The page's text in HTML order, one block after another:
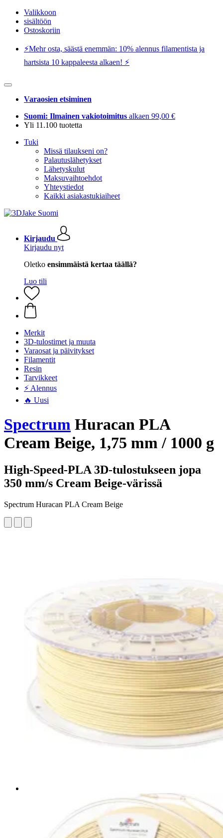
Valikkoon
sisältöön
Ostoskoriin
⚡️Mehr osta, säästä enemmän: 10% alennus filamentista ja
hartsista 10 kappaleesta alkaen! ⚡️
Varaosien etsiminen
Suomi: Ilmainen vakiotoimitus alkaen 99,00 €
Yli 11.100 tuotetta
Tuki
Missä tilaukseni on?
Palautuslähetykset
Lähetyskulut
Maksuvaihtoehdot
Yhteystiedot
Kaikki asiakastukiaiheet
Kirjaudu
Kirjaudu nyt
Oletko ensimmäistä kertaa täällä?
Luo tili
Merkit
3D-tulostimet ja muuta
Varaosat ja päivitykset
Filamentit
Resin
Tarvikkeet
⚡ Alennus
🔥 Uusi
Spectrum Huracan PLA
Cream Beige, 1,75 mm / 1000 g
High-Speed-PLA 3D-tulostukseen jopa
350 mm/s Cream Beige-värissä
Spectrum Huracan PLA Cream Beige